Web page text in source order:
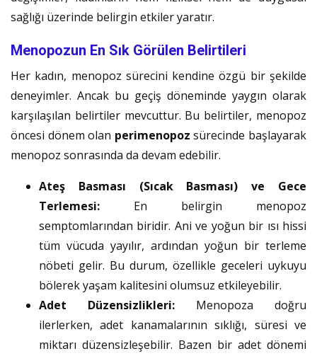
sağlığı üzerinde belirgin etkiler yaratır.
Menopozun En Sık Görülen Belirtileri
Her kadın, menopoz sürecini kendine özgü bir şekilde
deneyimler. Ancak bu geçiş döneminde yaygın olarak
karşılaşılan belirtiler mevcuttur. Bu belirtiler, menopoz
öncesi dönem olan perimenopoz sürecinde başlayarak
menopoz sonrasında da devam edebilir.
Ateş Basması (Sıcak Basması) ve Gece
Terlemesi: En belirgin menopoz
semptomlarından biridir. Ani ve yoğun bir ısı hissi
tüm vücuda yayılır, ardından yoğun bir terleme
nöbeti gelir. Bu durum, özellikle geceleri uykuyu
bölerek yaşam kalitesini olumsuz etkileyebilir.
Adet Düzensizlikleri: Menopoza doğru
ilerlerken, adet kanamalarının sıklığı, süresi ve
miktarı düzensizleşebilir. Bazen bir adet dönemi